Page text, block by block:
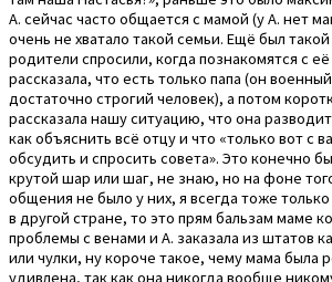
А. сейчас часто общается с мамой (у А. нет
очень не хватало такой семьи. Ещё был
родители спросили, когда познакомятся с
рассказала, что есть только папа (он
достаточно строгий человек), а потом
рассказала нашу ситуацию, что она
как объяснить всё отцу и что «только вот с
обсудить и спросить совета». Это конечно
крутой шар или шаг, не знаю, но на фоне
общения не было у них, я всегда тоже
в другой стране, то это прям бальзам маме
проблемы с венами и А. заказала из штатов
или чулки, ну короче такое, чему мама была
удивлена, так как она никогда вообще